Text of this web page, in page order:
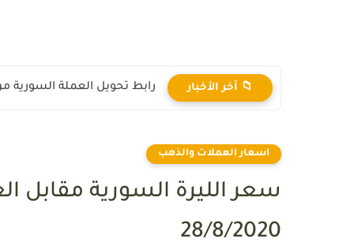
📁 آخر الأخبار رابط تحويل العملة السورية من
اسعار العملات والذهب
سعر الليرة السورية مقابل
28/8/2020